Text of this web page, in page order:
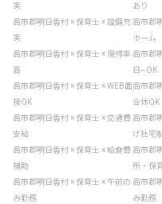
実
あり
高市郡明日香村 × 保育士 × 設備充
実
高市郡
ホーム
高市郡明日香村 × 保育士 × 復帰率
高
高市郡
日~OK
高市郡明日香村 × 保育士 × WEB面
接OK
高市郡
合休OK
高市郡明日香村 × 保育士 × 交通費
支給
高市郡
げ社宅
高市郡明日香村 × 保育士 × 給食費
補助
高市郡
所・保
高市郡明日香村 × 保育士 × 午前の
み勤務
高市郡
み勤務